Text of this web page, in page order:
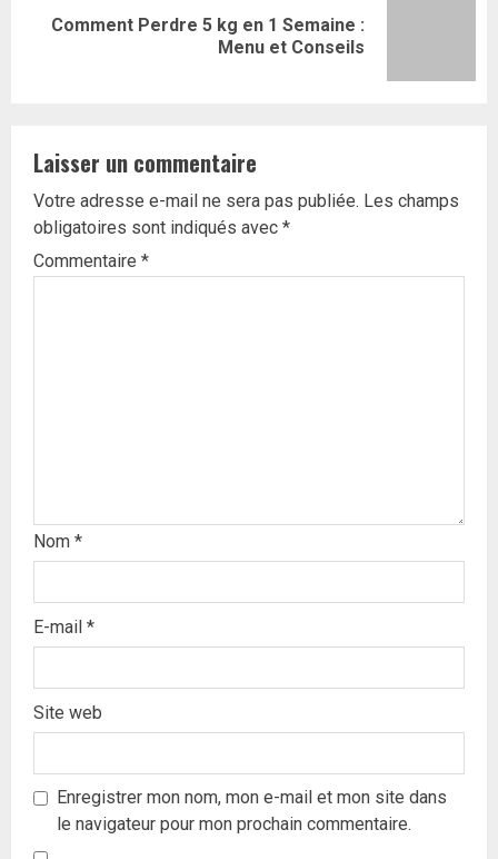
ArticleComment Perdre 5 kg en 1 Semaine :
Menu et Conseils
Laisser un commentaire
Votre adresse e-mail ne sera pas publiée. Les champs
obligatoires sont indiqués avec *
Commentaire *
Nom *
E-mail *
Site web
Enregistrer mon nom, mon e-mail et mon site dans
le navigateur pour mon prochain commentaire.